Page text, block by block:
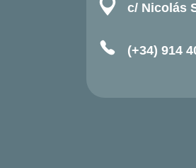
c/ Nicolás
(+34) 914